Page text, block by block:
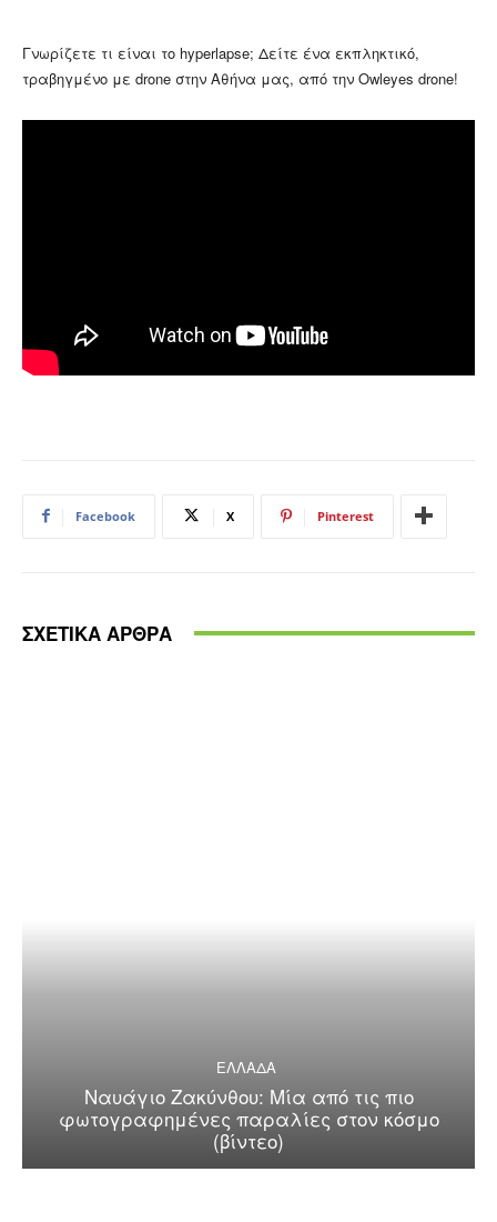
Γνωρίζετε τι είναι το hyperlapse; Δείτε ένα εκπληκτικό,
τραβηγμένο με drone στην Αθήνα μας, από την Owleyes drone!
Facebook X Pinterest
ΣΧΕΤΙΚΑ ΑΡΘΡΑ
ΕΛΛΑΔΑ
Ναυάγιο Ζακύνθου: Μία από τις πιο
φωτογραφημένες παραλίες στον κόσμο
(βίντεο)